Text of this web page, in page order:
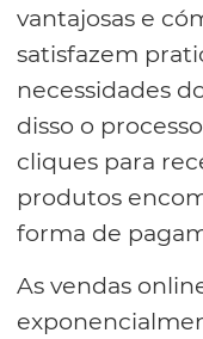
vantajosas e
satisfazem
necessidades
disso o
cliques para
produtos
forma de
As vendas